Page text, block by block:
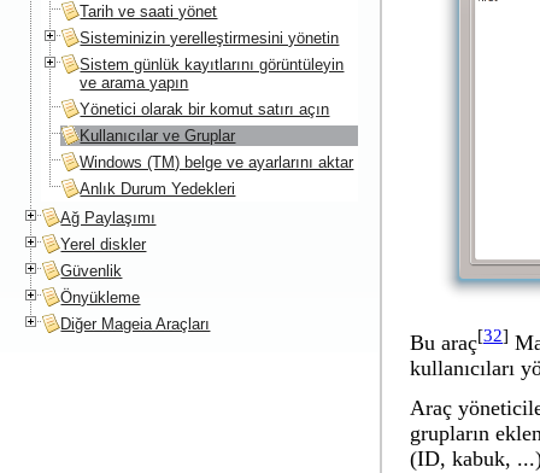
Bu araç[32]
kullanıcıları
Araç
grupların
(ID, kabuk,
Tarih ve saati yönet
Sisteminizin yerelleştirmesini yönetin
Sistem günlük kayıtlarını görüntüleyin
ve arama yapın
Yönetici olarak bir komut satırı açın
Kullanıcılar ve Gruplar
Windows (TM) belge ve ayarlarını aktar
Anlık Durum Yedekleri
Ağ Paylaşımı
Yerel diskler
Güvenlik
Önyükleme
Diğer Mageia Araçları